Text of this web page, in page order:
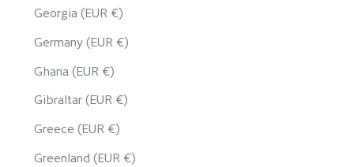
Georgia (EUR €)
Germany (EUR €)
Ghana (EUR €)
Gibraltar (EUR €)
Greece (EUR €)
Greenland (EUR €)